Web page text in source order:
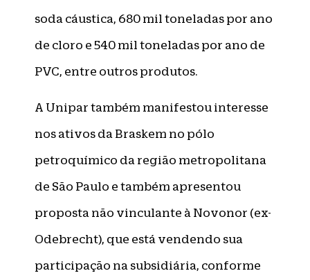
soda cáustica, 680 mil toneladas por ano
de cloro e 540 mil toneladas por ano de
PVC, entre outros produtos.
A Unipar também manifestou interesse
nos ativos da Braskem no pólo
petroquímico da região metropolitana
de São Paulo e também apresentou
proposta não vinculante à Novonor (ex-
Odebrecht), que está vendendo sua
participação na subsidiária, conforme